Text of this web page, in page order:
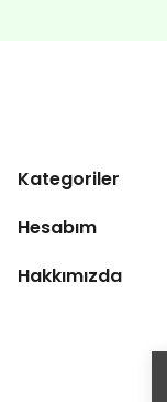
Kategoriler
Hesabım
Hakkımızda